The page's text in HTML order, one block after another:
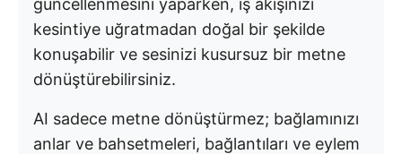
güncellenmesini yaparken, iş akışınızı
kesintiye uğratmadan doğal bir şekilde
konuşabilir ve sesinizi kusursuz bir metne
dönüştürebilirsiniz.
AI sadece metne dönüştürmez; bağlamınızı
anlar ve bahsetmeleri, bağlantıları ve eylem